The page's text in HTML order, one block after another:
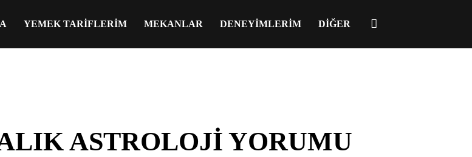
YEMEK TARIFLERIM MEKANLAR DENEYIMLERIM DIĞER
ASTROLOJI YORUMU